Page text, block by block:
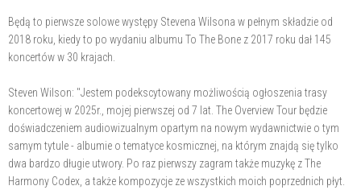
Będą to pierwsze solowe występy Stevena Wilsona w pełnym składzie od
2018 roku, kiedy to po wydaniu albumu To The Bone z 2017 roku dał 145
koncertów w 30 krajach.
Steven Wilson: "Jestem podekscytowany możliwością ogłoszenia trasy
koncertowej w 2025r., mojej pierwszej od 7 lat. The Overview Tour będzie
doświadczeniem audiowizualnym opartym na nowym wydawnictwie o tym
samym tytule - albumie o tematyce kosmicznej, na którym znajdą się tylko
dwa bardzo długie utwory. Po raz pierwszy zagram także muzykę z The
Harmony Codex, a także kompozycje ze wszystkich moich poprzednich płyt.